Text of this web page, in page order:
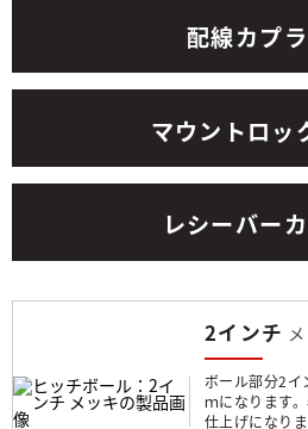
配線カプ
マウントロッ
レシーバー
2インチ
ボール部分2イ
ｍになります
仕上げになり